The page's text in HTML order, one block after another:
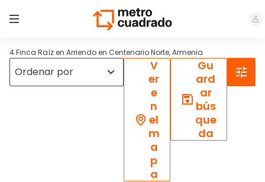
4 Finca Raíz en Arriendo en Centenario Norte, Armenia
V
er
e
n
el
m
a
p
a
Gu
ard
ar
bús
que
da